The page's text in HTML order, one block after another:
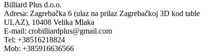
Billiard Plus d.o.o.
Adresa: Zagrebačka 6 (ulaz na prilaz Zagrebačkoj 3D kod table
ULAZ), 10408 Velika Mlaka
E-mail: crobilliardplus@gmail.com
Tel: +38516218824
Mob: +385916636566